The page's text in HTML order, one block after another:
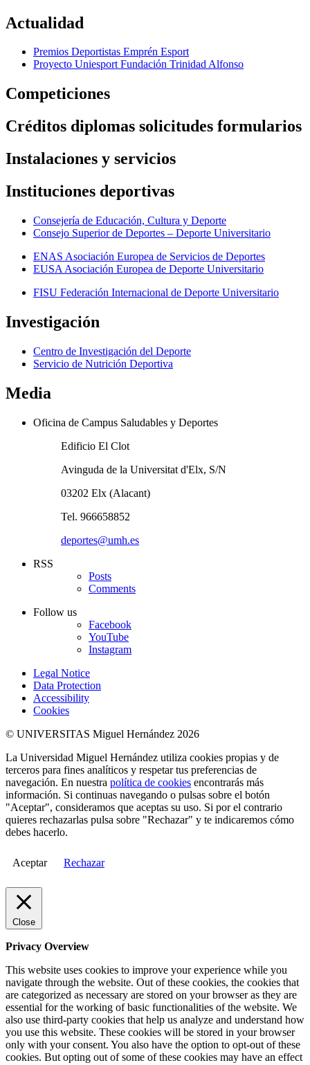
Actualidad
Premios Deportistas Emprén Esport
Proyecto Uniesport Fundación Trinidad Alfonso
Competiciones
Créditos diplomas solicitudes formularios
Instalaciones y servicios
Instituciones deportivas
Consejería de Educación, Cultura y Deporte
Consejo Superior de Deportes – Deporte Universitario
ENAS Asociación Europea de Servicios de Deportes
EUSA Asociación Europea de Deporte Universitario
FISU Federación Internacional de Deporte Universitario
Investigación
Centro de Investigación del Deporte
Servicio de Nutrición Deportiva
Media
Oficina de Campus Saludables y Deportes
Edificio El Clot
Avinguda de la Universitat d'Elx, S/N
03202 Elx (Alacant)
Tel. 966658852
deportes@umh.es
RSS
Posts
Comments
Follow us
Facebook
YouTube
Instagram
Legal Notice
Data Protection
Accessibility
Cookies
© UNIVERSITAS Miguel Hernández 2026
La Universidad Miguel Hernández utiliza cookies propias y de
terceros para fines analíticos y respetar tus preferencias de
navegación. En nuestra política de cookies encontrarás más
información. Si continuas navegando o pulsas sobre el botón
"Aceptar", consideramos que aceptas su uso. Si por el contrario
quieres rechazarlas pulsa sobre "Rechazar" y te indicaremos cómo
debes hacerlo.
Aceptar Rechazar
Close
Privacy Overview
This website uses cookies to improve your experience while you
navigate through the website. Out of these cookies, the cookies that
are categorized as necessary are stored on your browser as they are
essential for the working of basic functionalities of the website. We
also use third-party cookies that help us analyze and understand how
you use this website. These cookies will be stored in your browser
only with your consent. You also have the option to opt-out of these
cookies. But opting out of some of these cookies may have an effect